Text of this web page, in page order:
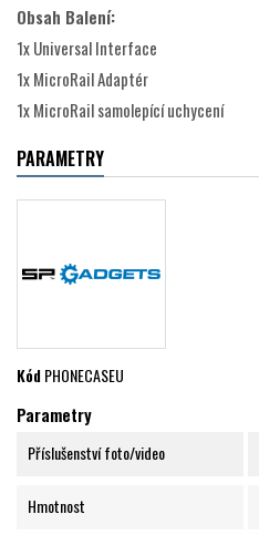
Obsah Balení:
1x Universal Interface
1x MicroRail Adaptér
1x MicroRail samolepící uchycení
PARAMETRY
KódPHONECASEU
Parametry
Příslušenství foto/video
Hmotnost